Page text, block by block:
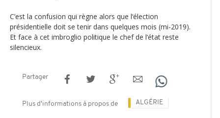
C’est la confusion qui règne alors que l‘élection
présidentielle doit se tenir dans quelques mois (mi-2019).
Et face à cet imbroglio politique le chef de l‘état reste
silencieux.
Partager
Plus d'informations à propos de ALGÉRIE